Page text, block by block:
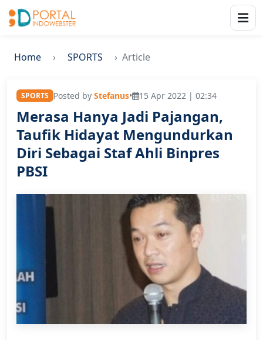
Home SPORTS Article
SPORTS Posted by Stefanus• 15 Apr 2022 | 02:34
Merasa Hanya Jadi Pajangan,
Taufik Hidayat Mengundurkan
Diri Sebagai Staf Ahli Binpres
PBSI